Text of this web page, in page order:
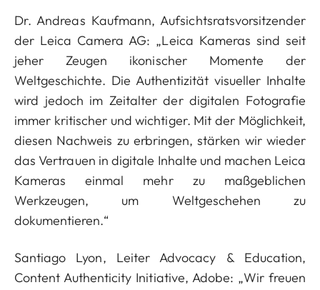
Dr. Andreas Kaufmann, Aufsichtsratsvorsitzender
der Leica Camera AG: „Leica Kameras sind seit
jeher Zeugen ikonischer Momente der
Weltgeschichte. Die Authentizität visueller Inhalte
wird jedoch im Zeitalter der digitalen Fotografie
immer kritischer und wichtiger. Mit der Möglichkeit,
diesen Nachweis zu erbringen, stärken wir wieder
das Vertrauen in digitale Inhalte und machen Leica
Kameras einmal mehr zu maßgeblichen
Werkzeugen, um Weltgeschehen zu
dokumentieren.“
Santiago Lyon, Leiter Advocacy & Education,
Content Authenticity Initiative, Adobe: „Wir freuen